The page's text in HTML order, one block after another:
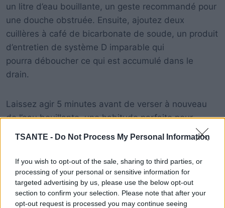
TSANTE - Do Not Process My Personal Information
If you wish to opt-out of the sale, sharing to third parties, or
processing of your personal or sensitive information for
targeted advertising by us, please use the below opt-out
section to confirm your selection. Please note that after your
opt-out request is processed you may continue seeing
un litre d’eau bouillante, un geste recommandé pour
une douche obstruée. Ensuite, ajoutez deux
cuillères à café de bicarbonate de soude, un produit
d’entretien de système D imparable qui
pourra déboucher ce qui est accumulé dans le
drain.
Laissez agir 5 minutes avant de verser à nouveau
de l’eau bouillante, une habitude parfaite pour
nettoyer les tuyaux et ainsi procéder à